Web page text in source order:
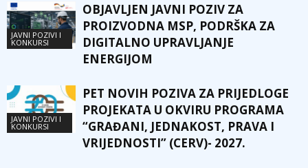
JAVNI POZIVI I
KONKURSI
OBJAVLJEN JAVNI POZIV ZA
PROIZVODNA MSP, PODRŠKA ZA
DIGITALNO UPRAVLJANJE
ENERGIJOM
JAVNI POZIVI I
KONKURSI
PET NOVIH POZIVA ZA PRIJEDLOGE
PROJEKATA U OKVIRU PROGRAMA
“GRAĐANI, JEDNAKOST, PRAVA I
VRIJEDNOSTI” (CERV)- 2027.